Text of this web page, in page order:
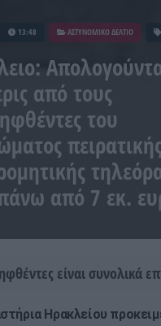
13:48 ΑΣΤΥΝΟΜΙΚΟ ΔΕΛΤΙΟ
από τους
του
πειρατικής
από 7 εκ.
είναι συνολικά
Ηρακλείου